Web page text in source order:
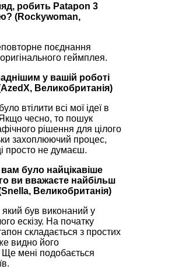
робить Patapon 3
(Rockywoman,
поєднання
геймплея.
у вашій роботі
Великобританія)
втілити всі мої ідеї в
чесно, то пошук
рішення для цілого
захоплюючий процес,
просто не думаєш.
було найцікавіше
ви вважаєте найбільш
Великобританія)
був виконаний у
ескізу. На початку
складається з простих
видно його
Ще мені подобається